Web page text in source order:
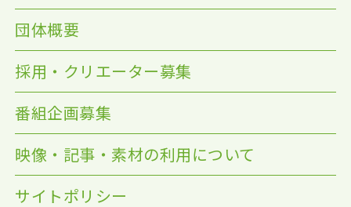
団体概要
採用・クリエーター募集
番組企画募集
映像・記事・素材の利用について
サイトポリシー